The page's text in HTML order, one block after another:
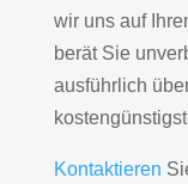
wir uns auf
berät Sie
ausführlich
Kontaktieren